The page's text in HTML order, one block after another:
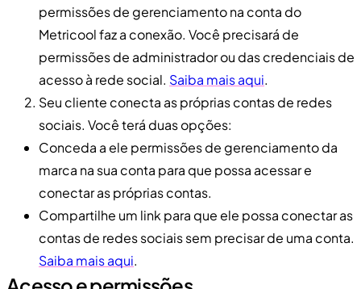
permissões de gerenciamento na conta do
Metricool faz a conexão. Você precisará de
permissões de administrador ou das credenciais de
acesso à rede social. Saiba mais aqui.
Seu cliente conecta as próprias contas de redes
sociais. Você terá duas opções:
Conceda a ele permissões de gerenciamento da
marca na sua conta para que possa acessar e
conectar as próprias contas.
Compartilhe um link para que ele possa conectar as
contas de redes sociais sem precisar de uma conta.
Saiba mais aqui.